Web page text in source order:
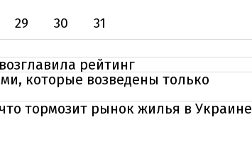
29 30 31
рейтинг
которые возведены только
тормозит рынок жилья в Украине